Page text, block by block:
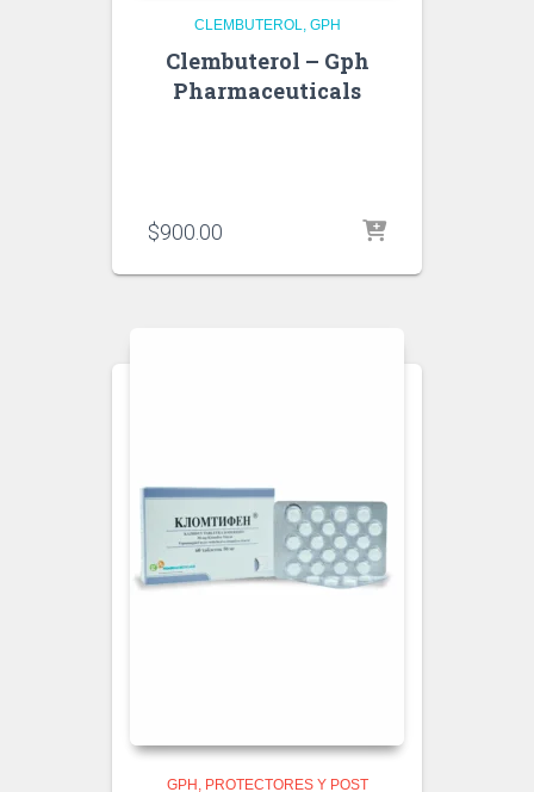
CLEMBUTEROL GPH
Clembuterol – Gph
Pharmaceuticals
$900.00
GPH
PROTECTORES Y POST